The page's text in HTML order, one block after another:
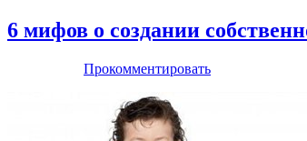
6 мифов о создании
Прокомментировать